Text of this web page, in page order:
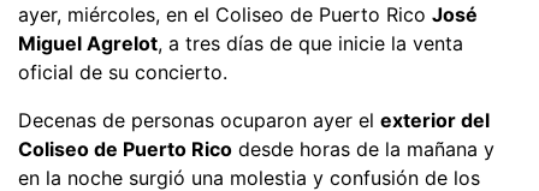
ayer, miércoles, en el Coliseo de Puerto Rico José
Miguel Agrelot, a tres días de que inicie la venta
oficial de su concierto.
Decenas de personas ocuparon ayer el exterior del
Coliseo de Puerto Rico desde horas de la mañana y
en la noche surgió una molestia y confusión de los